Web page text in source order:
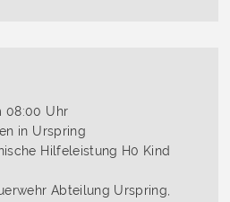
08:00 Uhr
in Urspring
Hilfeleistung H0 Kind
Abteilung Urspring,